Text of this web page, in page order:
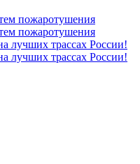
пожаротушения
пожаротушения
лучших трассах России!
лучших трассах России!